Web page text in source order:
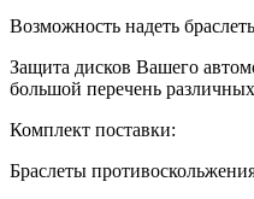
Возможность надеть
Защита дисков Вашего
большой перечень
Комплект поставки:
Браслеты